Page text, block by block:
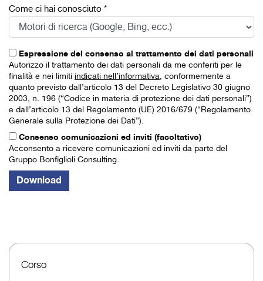
Come ci hai conosciuto *
Espressione del consenso al trattamento dei dati personali
Autorizzo il trattamento dei dati personali da me conferiti per le
finalità e nei limitiindicati nell’informativa, conformemente a
quanto previsto dall’articolo 13 del Decreto Legislativo 30 giugno
2003, n. 196 (“Codice in materia di protezione dei dati personali”)
e dall’articolo 13 del Regolamento (UE) 2016/679 (“Regolamento
Generale sulla Protezione dei Dati”).
Consenso comunicazioni ed inviti (facoltativo)
Acconsento a ricevere comunicazioni ed inviti da parte del
Gruppo Bonfiglioli Consulting.
Corso